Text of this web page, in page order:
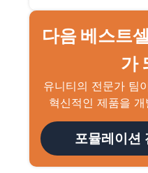
다음 베스트
가
유니티의 전문가 팀
혁신적인 제품을
포뮬레이션